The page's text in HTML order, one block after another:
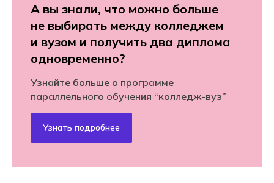
А вы знали, что можно больше
не выбирать между колледжем
и вузом и получить два диплома
одновременно?
Узнайте больше о программе
параллельного обучения “колледж-вуз”
Узнать подробнее